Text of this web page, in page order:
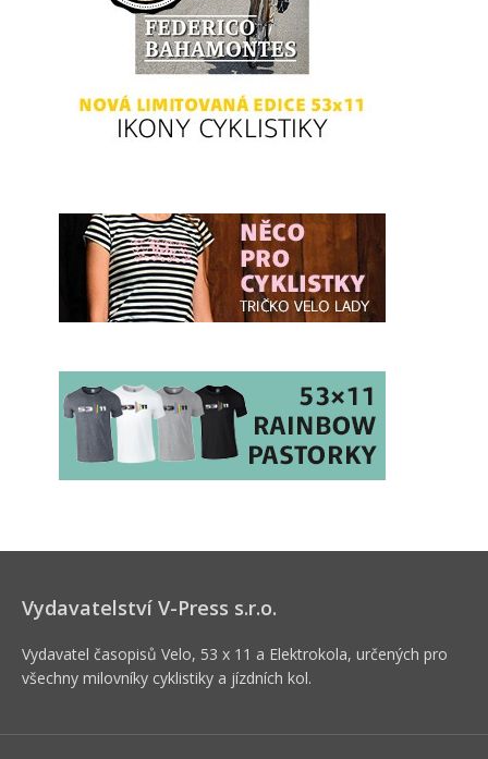
Vydavatelství V-Press s.r.o.
Vydavatel časopisů Velo, 53 x 11 a Elektrokola, určených pro
všechny milovníky cyklistiky a jízdních kol.